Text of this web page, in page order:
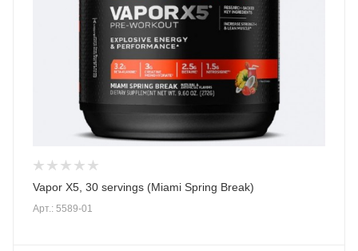
Vapor X5, 30 servings (Miami Spring Break)
Арт.: 5589-01